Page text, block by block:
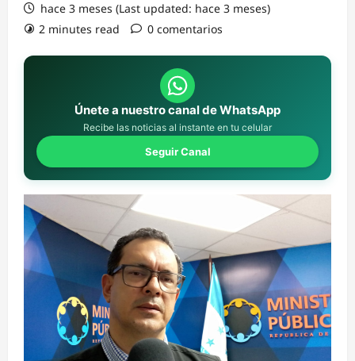
hace 3 meses (Last updated: hace 3 meses)
2 minutes read
0 comentarios
Únete a nuestro canal de WhatsApp
Recibe las noticias al instante en tu celular
Seguir Canal